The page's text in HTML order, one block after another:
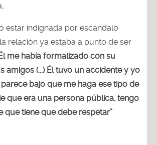
.
estar indignada por escándalo
relación ya estaba a punto de ser
me había formalizado con su
amigos (...) Él tuvo un accidente y yo
bajo que me haga ese tipo de
que era una persona pública, tengo
que tiene que debe respetar”